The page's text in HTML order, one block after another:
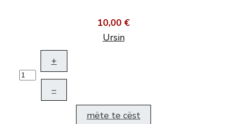
10,00 €
Ursin
+
–
mëte te cëst